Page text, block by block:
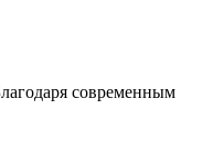
современным